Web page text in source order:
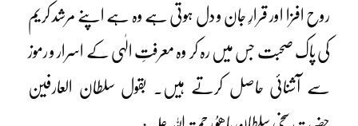
روح افزا اور قرارِ جان و دل ہوتی ہے وہ ہے اپنے مرشد کریم
کی پاک صحبت جس میں رہ کر وہ معرفتِ الٰہی کے اسرار و رموز
سے آشنائی حاصل کرتے ہیں۔ بقول سلطان العارفین